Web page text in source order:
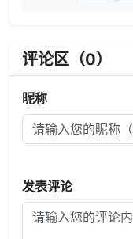
评论区（0）
昵称
发表评论